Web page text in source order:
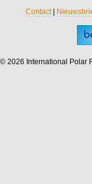
Contact|
© 2026 International Polar